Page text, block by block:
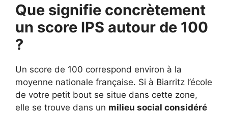
Que signifie concrètement
un score IPS autour de 100
?
Un score de 100 correspond environ à la
moyenne nationale française. Si à Biarritz l’école
de votre petit bout se situe dans cette zone,
elle se trouve dans un milieu social considéré